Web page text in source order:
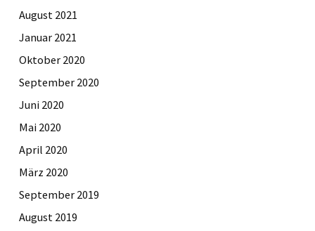
August 2021
Januar 2021
Oktober 2020
September 2020
Juni 2020
Mai 2020
April 2020
März 2020
September 2019
August 2019